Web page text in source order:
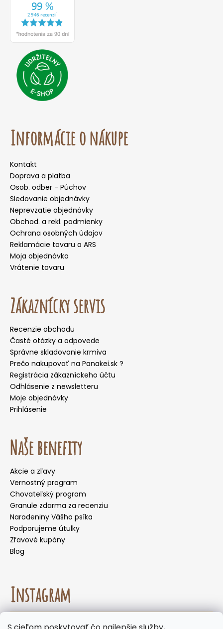
Informácie o nákupe
Kontakt
Doprava a platba
Osob. odber - Púchov
Sledovanie objednávky
Neprevzatie objednávky
Obchod. a rekl. podmienky
Ochrana osobných údajov
Reklamácie tovaru a ARS
Moja objednávka
Vrátenie tovaru
Zákaznícky servis
Recenzie obchodu
Časté otázky a odpovede
Správne skladovanie krmiva
Prečo nakupovať na Panakei.sk ?
Registrácia zákazníckeho účtu
Odhlásenie z newsletteru
Moje objednávky
Prihlásenie
Naše benefity
Akcie a zľavy
Vernostný program
Chovateľský program
Granule zdarma za recenziu
Narodeniny Vášho psíka
Podporujeme útulky
Zľavové kupóny
Blog
Instagram